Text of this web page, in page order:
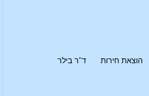
הוצאת חירות ד"ר בילר